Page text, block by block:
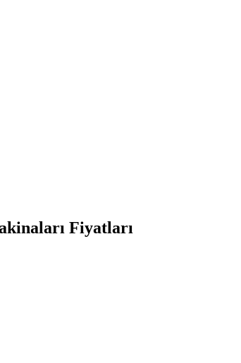
Fiyatları